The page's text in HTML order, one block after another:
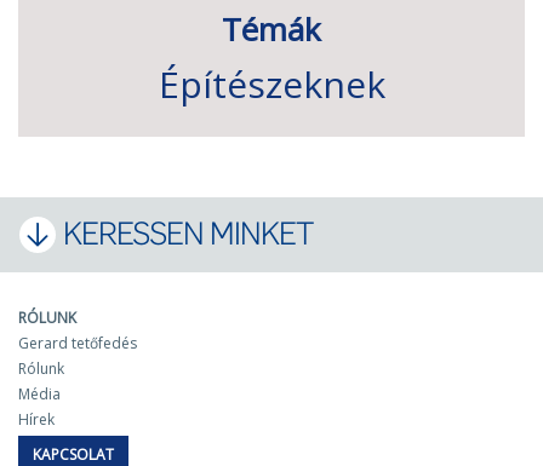
Témák
Építészeknek
KERESSEN MINKET
RÓLUNK
Gerard tetőfedés
Rólunk
Média
Hírek
KAPCSOLAT